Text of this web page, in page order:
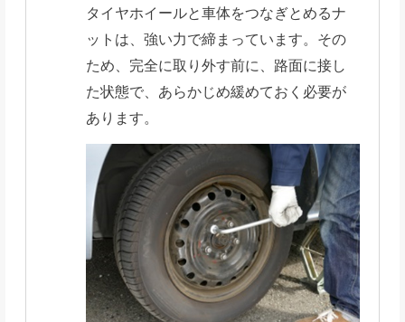
タイヤホイールと車体をつなぎとめるナ
ットは、強い力で締まっています。その
ため、完全に取り外す前に、路面に接し
た状態で、あらかじめ緩めておく必要が
あります。